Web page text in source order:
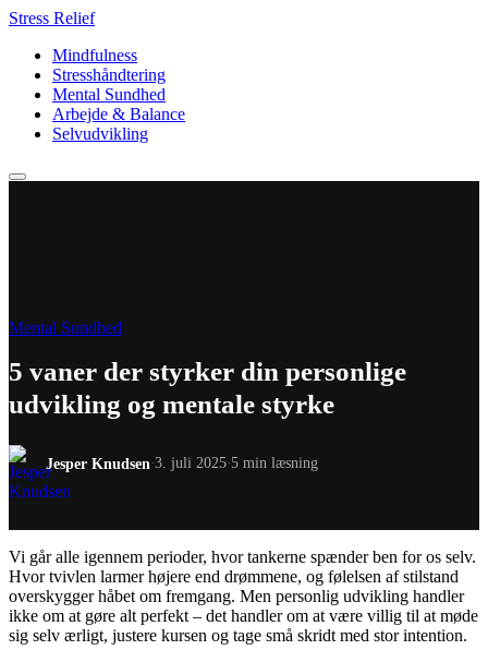
Stress Relief
Mindfulness
Stresshåndtering
Mental Sundhed
Arbejde & Balance
Selvudvikling
Mental Sundhed
5 vaner der styrker din personlige
udvikling og mentale styrke
Jesper Knudsen·3. juli 2025·5 min læsning
Vi går alle igennem perioder, hvor tankerne spænder ben for os selv.
Hvor tvivlen larmer højere end drømmene, og følelsen af stilstand
overskygger håbet om fremgang. Men personlig udvikling handler
ikke om at gøre alt perfekt – det handler om at være villig til at møde
sig selv ærligt, justere kursen og tage små skridt med stor intention.